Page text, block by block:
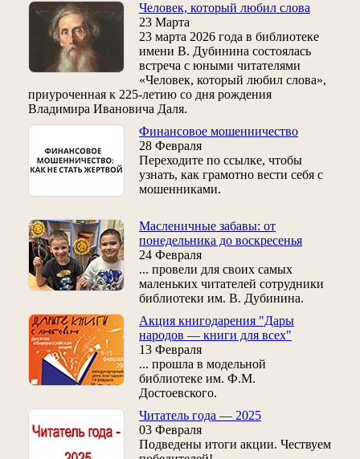
Человек, который любил слова
23 Марта
23 марта 2026 года в библиотеке
имени В. Дубинина состоялась
встреча с юными читателями
«Человек, который любил слова»,
приуроченная к 225‑летию со дня рождения
Владимира Ивановича Даля.
Финансовое мошенничество
28 Февраля
Переходите по ссылке, чтобы
узнать, как грамотно вести себя с
мошенниками.
Масленичные забавы: от
понедельника до воскресенья
24 Февраля
... провели для своих самых
маленьких читателей сотрудники
библиотеки им. В. Дубинина.
Акция книгодарения "Дары
народов — книги для всех"
13 Февраля
... прошла в модельной
библиотеке им. Ф.М.
Достоевского.
Читатель года — 2025
03 Февраля
Подведены итоги акции. Чествуем